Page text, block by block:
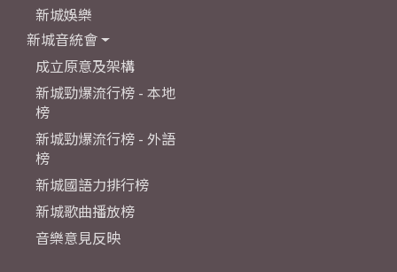
新城娛樂
新城音統會
成立原意及架構
新城勁爆流行榜 - 本地
榜
新城勁爆流行榜 - 外語
榜
新城國語力排行榜
新城歌曲播放榜
音樂意見反映